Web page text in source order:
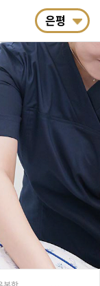
은평